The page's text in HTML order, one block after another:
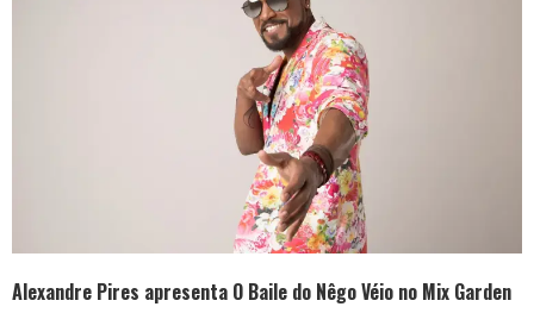
Alexandre Pires apresenta O Baile do Nêgo Véio no Mix Garden